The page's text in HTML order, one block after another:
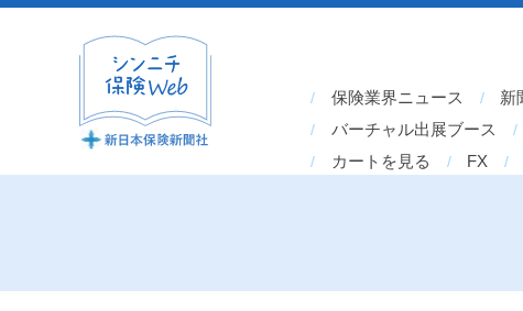
保険業界ニュース 新
バーチャル出展ブース
カートを見る
FX